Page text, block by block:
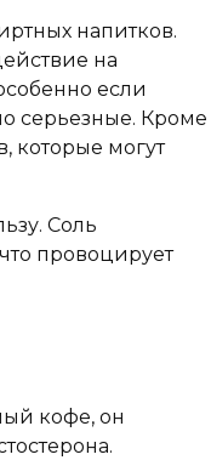
напитков.
на
если
серьезные. Кроме
которые могут
Соль
провоцирует
кофе, он